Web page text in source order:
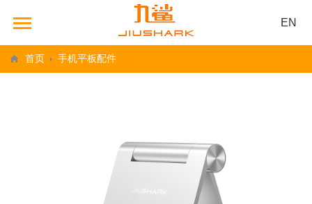
EN
首页 手机平板配件